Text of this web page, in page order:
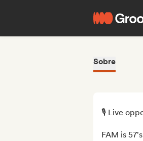
Sobre
🎙️ Live
FAM is